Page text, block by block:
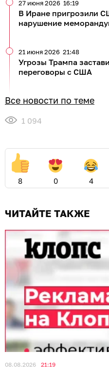
В Иране пригрозили
нарушение
27 июня 2026 16:19
Угрозы Трампа
переговоры с США
21 июня 2026 21:48
Все новости по теме
1 094
8 0 4
ЧИТАЙТЕ ТАКЖЕ
08.08.2026 21:19